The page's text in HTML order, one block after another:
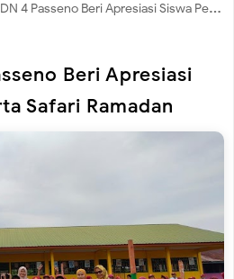
4 Passeno Beri Apresiasi Siswa Peserta Safari Ramadan
Beri Apresiasi
Safari Ramadan